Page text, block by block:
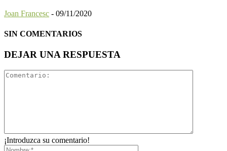
Joan Francesc - 09/11/2020
SIN COMENTARIOS
DEJAR UNA RESPUESTA
¡Introduzca su comentario!